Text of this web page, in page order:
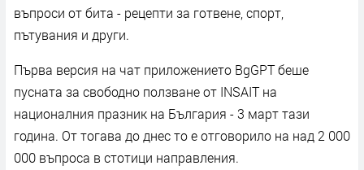
въпроси от бита - рецепти за готвене, спорт,
пътувания и други.
Първа версия на чат приложението BgGPT беше
пусната за свободно ползване от INSAIT на
националния празник на България - 3 март тази
година. От тогава до днес то е отговорило на над 2 000
000 въпроса в стотици направления.